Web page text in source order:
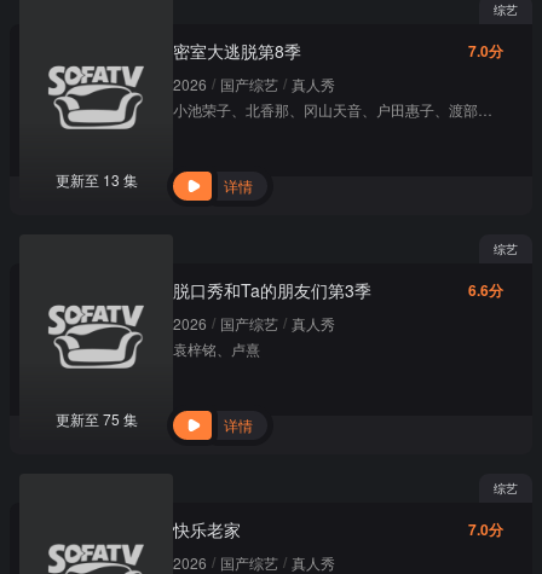
更新至 13 集
综艺
密室大逃脱第8季 7.0分
2026 / 国产综艺 / 真人秀
小池荣子、北香那、 冈山天音、 户田惠子、渡部笃郎
详情
更新至 75 集
综艺
脱口秀和Ta的朋友们第3季 6.6分
2026 / 国产综艺 / 真人秀
袁梓铭
卢熹
详情
综艺
快乐老家 7.0分
2026 / 国产综艺 / 真人秀